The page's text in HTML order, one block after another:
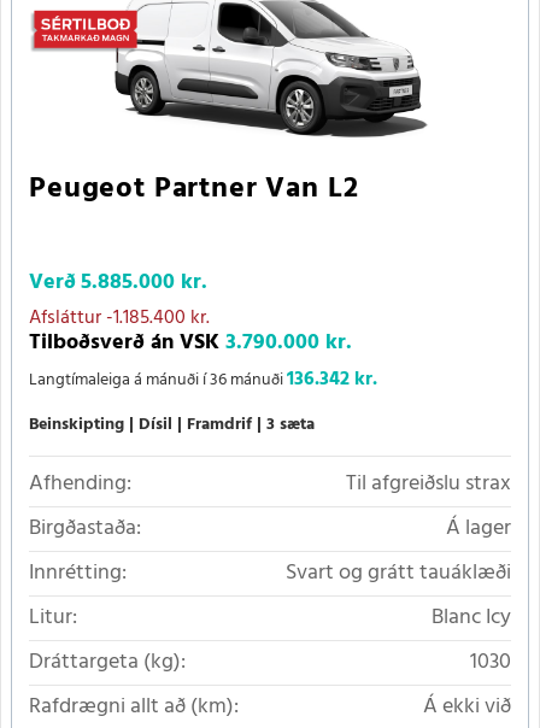
Peugeot Partner Van L2
Verð5.885.000 kr.
Afsláttur-1.185.400 kr.
Tilboðsverð án VSK3.790.000 kr.
Langtímaleiga á mánuði í 36 mánuði136.342 kr.
Beinskipting Dísil Framdrif 3 sæta
Afhending:
Til afgreiðslu strax
Birgðastaða:
Á lager
Innrétting:
Svart og grátt tauáklæði
Litur:
Blanc Icy
Dráttargeta (kg):
1030
Rafdrægni allt að (km):
Á ekki við